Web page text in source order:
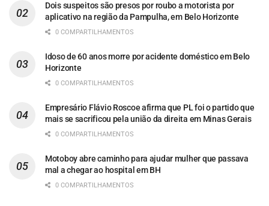
Dois suspeitos são presos por roubo a motorista por
aplicativo na região da Pampulha, em Belo Horizonte
0 COMPARTILHAMENTOS
Idoso de 60 anos morre por acidente doméstico em Belo
Horizonte
0 COMPARTILHAMENTOS
Empresário Flávio Roscoe afirma que PL foi o partido que
mais se sacrificou pela união da direita em Minas Gerais
0 COMPARTILHAMENTOS
Motoboy abre caminho para ajudar mulher que passava
mal a chegar ao hospital em BH
0 COMPARTILHAMENTOS